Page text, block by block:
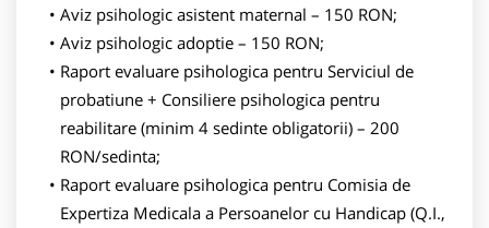
Aviz psihologic asistent maternal – 150 RON;
Aviz psihologic adoptie – 150 RON;
Raport evaluare psihologica pentru Serviciul de
probatiune + Consiliere psihologica pentru
reabilitare (minim 4 sedinte obligatorii) – 200
RON/sedinta;
Raport evaluare psihologica pentru Comisia de
Expertiza Medicala a Persoanelor cu Handicap (Q.I.,